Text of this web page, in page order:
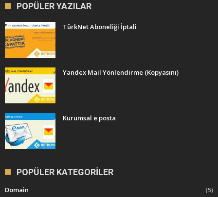
POPÜLER YAZILAR
TürkNet Aboneliği İptali
Yandex Mail Yönlendirme (Kopyasını)
Kurumsal e posta
POPÜLER KATEGORILER
Domain
(5)